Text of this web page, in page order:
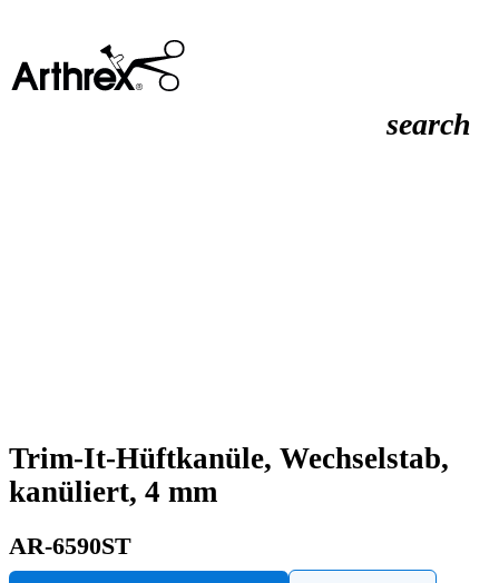
search
Trim-It-Hüftkanüle, Wechselstab,
kanüliert, 4 mm
AR-6590ST